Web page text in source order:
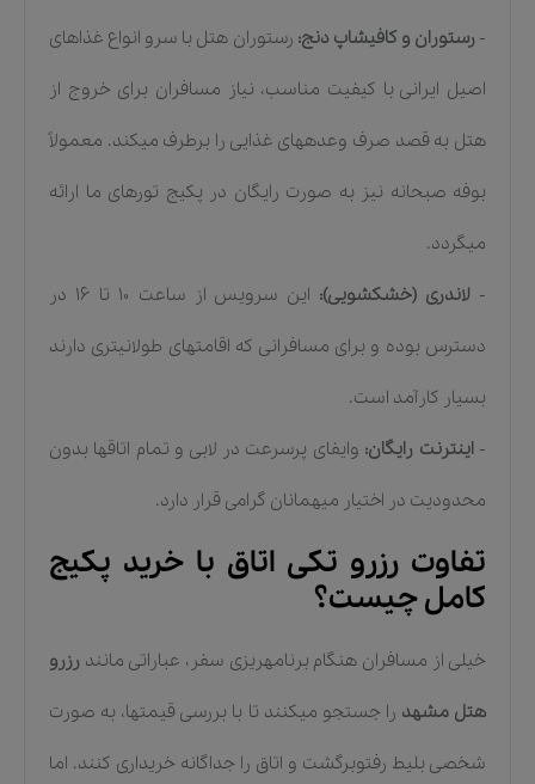
-رستوران و کافیشاپ دنج: رستوران هتل با سرو انواع غذاهای
اصیل ایرانی با کیفیت مناسب، نیاز مسافران برای خروج از
هتل به قصد صرف وعدههای غذایی را برطرف میکند. معمولاً
بوفه صبحانه نیز به صورت رایگان در پکیج تورهای ما ارائه
میگردد.
- لاندری (خشکشویی): این سرویس از ساعت ۱۰ تا ۱۶ در
دسترس بوده و برای مسافرانی که اقامتهای طولانیتری دارند
بسیار کارآمد است.
-اینترنت رایگان: وایفای پرسرعت در لابی و تمام اتاقها بدون
محدودیت در اختیار میهمانان گرامی قرار دارد.
تفاوت رزرو تکی اتاق با خرید پکیج
کامل چیست؟
خیلی از مسافران هنگام برنامهریزی سفر، عباراتی مانند رزرو
هتل مشهد را جستجو میکنند تا با بررسی قیمتها، به صورت
شخصی بلیط رفتوبرگشت و اتاق را جداگانه خریداری کنند. اما